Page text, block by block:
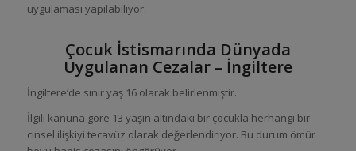
uygulaması yapılabiliyor.
Çocuk İstismarında Dünyada
Uygulanan Cezalar – İngiltere
İngiltere’de sınır yaş 16 olarak belirlenmiştir.
İlgili kanuna göre 13 yaşın altındaki bir çocukla herhangi bir
cinsel ilişkiyi tecavüz olarak değerlendiriyor. Bu durum ömür